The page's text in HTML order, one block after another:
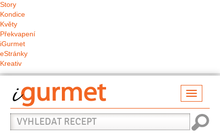
Story
Kondice
Květy
Překvapení
iGurmet
eStránky
Kreativ
Vyhledat
recept